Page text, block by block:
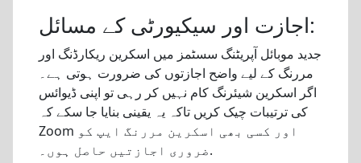
اجازت اور سیکیورٹی کے مسائل:
جدید موبائل آپریٹنگ سسٹمز میں اسکرین ریکارڈنگ اور
مررنگ کے لیے واضح اجازتوں کی ضرورت ہوتی ہے۔
اگر اسکرین شیئرنگ کام نہیں کر رہی تو اپنی ڈیوائس
کی ترتیبات چیک کریں تاکہ یہ یقینی بنایا جا سکے کہ
Zoom اور کسی بھی اسکرین مررنگ ایپ کو
ضروری اجازتیں حاصل ہوں۔.